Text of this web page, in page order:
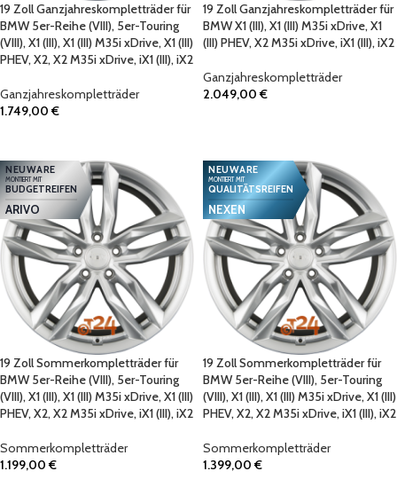
19 Zoll Ganzjahreskompletträder für
BMW 5er-Reihe (VIII), 5er-Touring
(VIII), X1 (III), X1 (III) M35i xDrive, X1 (III)
PHEV, X2, X2 M35i xDrive, iX1 (III), iX2
Ganzjahreskompletträder
1.749,00€
19 Zoll Ganzjahreskompletträder für
BMW X1 (III), X1 (III) M35i xDrive, X1
(III) PHEV, X2 M35i xDrive, iX1 (III), iX2
Ganzjahreskompletträder
2.049,00€
NEUWARE
MONTIERT MIT
BUDGETREIFEN
ARIVO
19 Zoll Sommerkompletträder für
BMW 5er-Reihe (VIII), 5er-Touring
(VIII), X1 (III), X1 (III) M35i xDrive, X1 (III)
PHEV, X2, X2 M35i xDrive, iX1 (III), iX2
Sommerkompletträder
1.199,00€
NEUWARE
MONTIERT MIT
QUALITÄTSREIFEN
NEXEN
19 Zoll Sommerkompletträder für
BMW 5er-Reihe (VIII), 5er-Touring
(VIII), X1 (III), X1 (III) M35i xDrive, X1 (III)
PHEV, X2, X2 M35i xDrive, iX1 (III), iX2
Sommerkompletträder
1.399,00€